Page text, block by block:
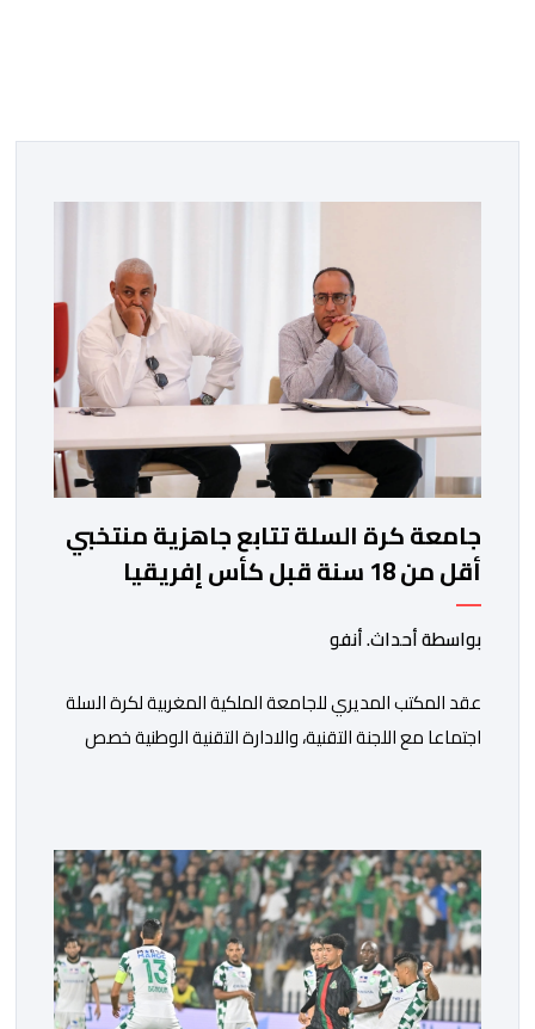
جامعة كرة السلة تتابع جاهزية منتخبي
أقل من 18 سنة قبل كأس إفريقيا
بواسطة أحداث. أنفو
عقد المكتب المديري للجامعة الملكية المغربية لكرة السلة
اجتماعا مع اللجنة التقنية، والادارة التقنية الوطنية خصص
الفترة الأخيرة. وشهد الاجتماع تقديم عرض مفصل حول
مشاركة المنتخبين الوطنيين لأقل من 18 سنة، إناثا وذكورا،
من طرف اللجنة التقنية التي واكبت كل […]